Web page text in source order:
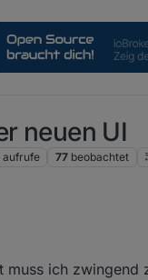
neuen UI
aufrufe 77 beobachtet
ich